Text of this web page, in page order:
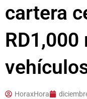
cartera
HoraxHora